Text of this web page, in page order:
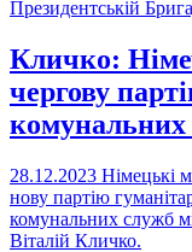
Президентській
Кличко:
чергову
комунальних
28.12.2023 Німецькі
нову партію
комунальних служб
Віталій Кличко.